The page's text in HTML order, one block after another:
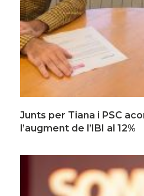
Junts per Tiana i PSC
l’augment de l’IBI al 12%